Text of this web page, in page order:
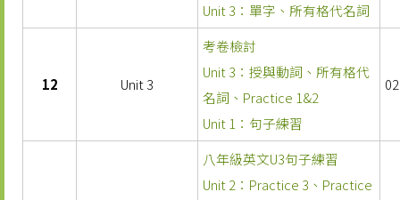
Unit 3：單字、所有格代名詞
12 Unit 3
考卷檢討
Unit 3：授與動詞、所有格代
名詞、Practice 1&2
Unit 1：句子練習
八年級英文U3句子練習
Unit 2：Practice 3、Practice